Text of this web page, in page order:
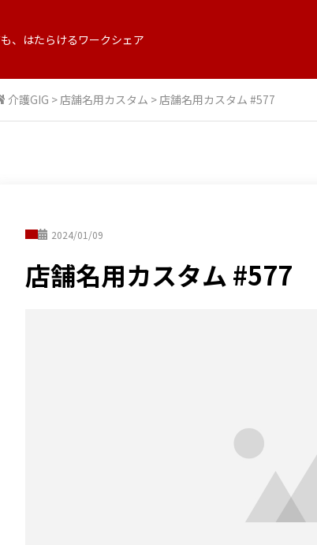
、はたらけるワークシェア
介護GIG > 店舗名用カスタム > 店舗名用カスタム #577
2024/01/09
店舗名用カスタム #577